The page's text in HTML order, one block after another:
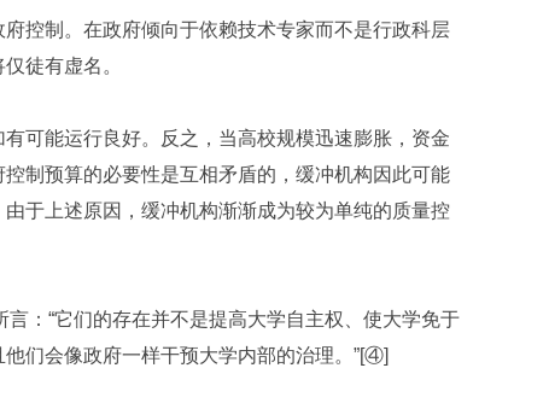
控制。在政府倾向于依赖技术专家而不是行政科层
徒有虚名。
可能运行良好。反之，当高校规模迅速膨胀，资金
预算的必要性是互相矛盾的，缓冲机构因此可能
于上述原因，缓冲机构渐渐成为较为单纯的质量控
：“它们的存在并不是提高大学自主权、使大学免于
们会像政府一样干预大学内部的治理。”[④]